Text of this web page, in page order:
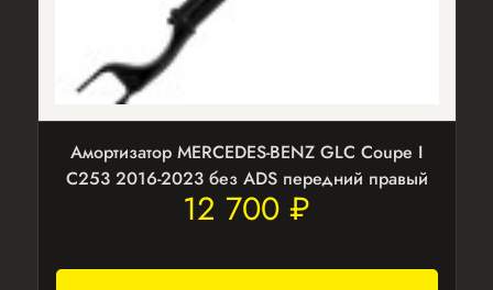
Амортизатор MERCEDES-BENZ GLC Coupe I
C253 2016-2023 без ADS передний правый
12 700 ₽